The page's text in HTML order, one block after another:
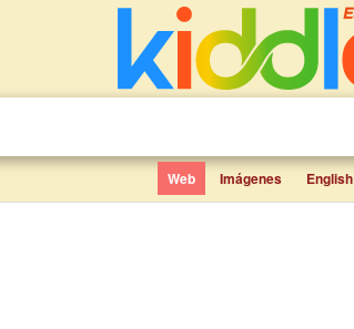
Web Imágenes English